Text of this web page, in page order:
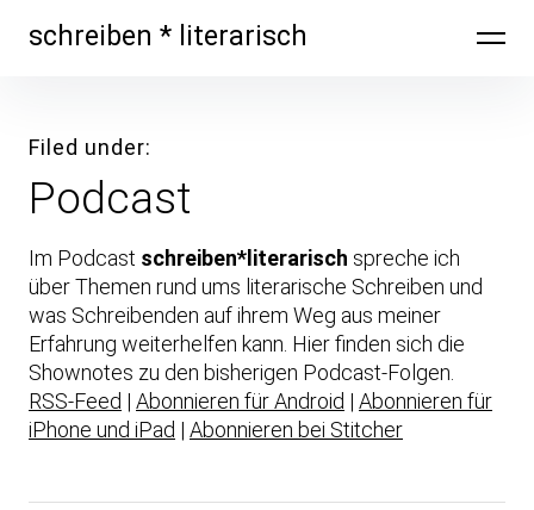
schreiben * literarisch
Filed under
Podcast
Im Podcast schreiben*literarisch spreche ich
über Themen rund ums literarische Schreiben und
was Schreibenden auf ihrem Weg aus meiner
Erfahrung weiterhelfen kann. Hier finden sich die
Shownotes zu den bisherigen Podcast-Folgen.
RSS-Feed | Abonnieren für Android | Abonnieren für
iPhone und iPad | Abonnieren bei Stitcher